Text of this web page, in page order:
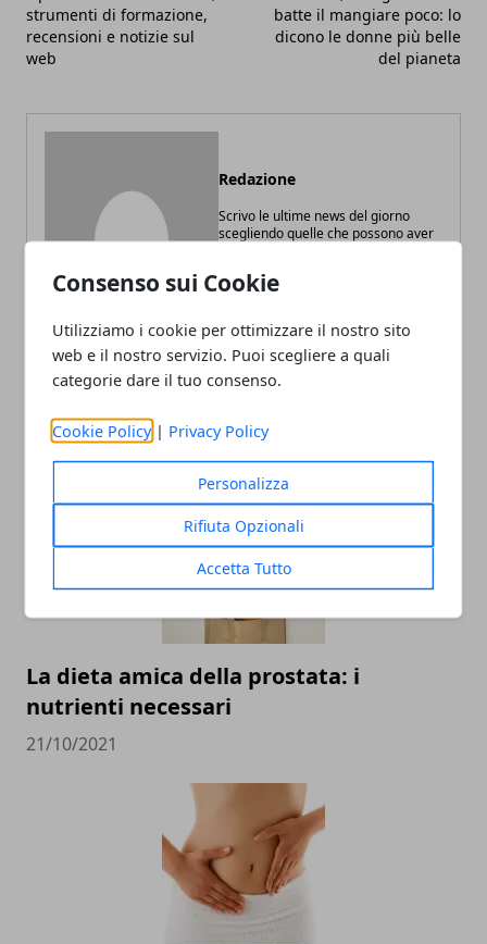
Consenso sui Cookie
Utilizziamo i cookie per ottimizzare il nostro sito
web e il nostro servizio. Puoi scegliere a quali
categorie dare il tuo consenso.
Cookie Policy | Privacy Policy
Personalizza
Rifiuta Opzionali
Accetta Tutto
strumenti di formazione,
recensioni e notizie sul
web
batte il mangiare poco: lo
dicono le donne più belle
del pianeta
Redazione
Scrivo le ultime news del giorno
scegliendo quelle che possono aver
e web marketing.
ARTICOLI CORRELATI
La dieta amica della prostata: i
nutrienti necessari
21/10/2021